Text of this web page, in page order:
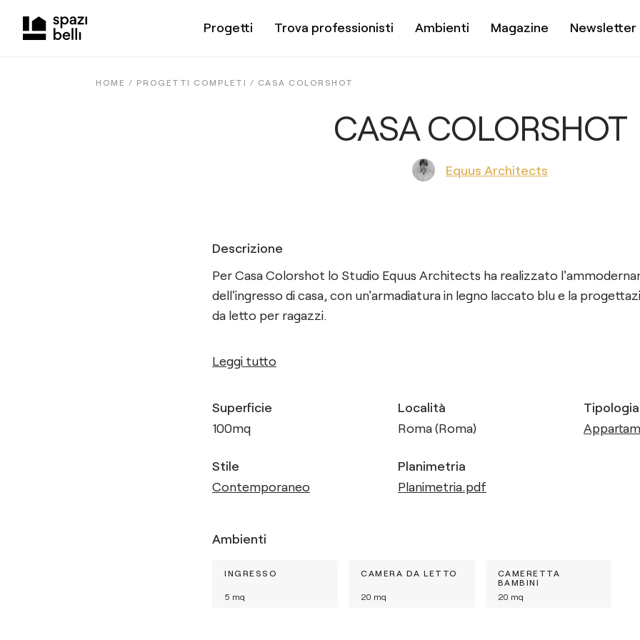
Progetti Trova professionisti Ambienti Magazine Newsletter
HOME / PROGETTI COMPLETI / CASA COLORSHOT
CASA COLORSHOT
Equus Architects
Descrizione
Per Casa Colorshot lo Studio Equus Architects ha realizzato
dell'ingresso di casa, con un'armadiatura in legno laccato blu e la
da letto per ragazzi.​​
Leggi tutto
Superficie
100mq
Località
Roma (Roma)
Tipologia
Stile
Contemporaneo
Planimetria
Planimetria.pdf
Ambienti
INGRESSO
5 mq
CAMERA DA LETTO
20 mq
CAMERETTA
BAMBINI
20 mq